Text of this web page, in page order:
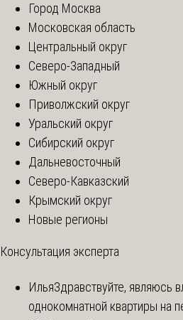
Город Москва
Московская область
Центральный округ
Северо-Западный
Южный округ
Приволжский округ
Уральский округ
Сибирский округ
Дальневосточный
Северо-Кавказский
Крымский округ
Новые регионы
Консультация эксперта
ИльяЗдравствуйте, являюсь
однокомнатной квартиры на